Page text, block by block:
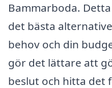
Bammarboda.
det bästa
behov och din
gör det lättare att
beslut och hitta det